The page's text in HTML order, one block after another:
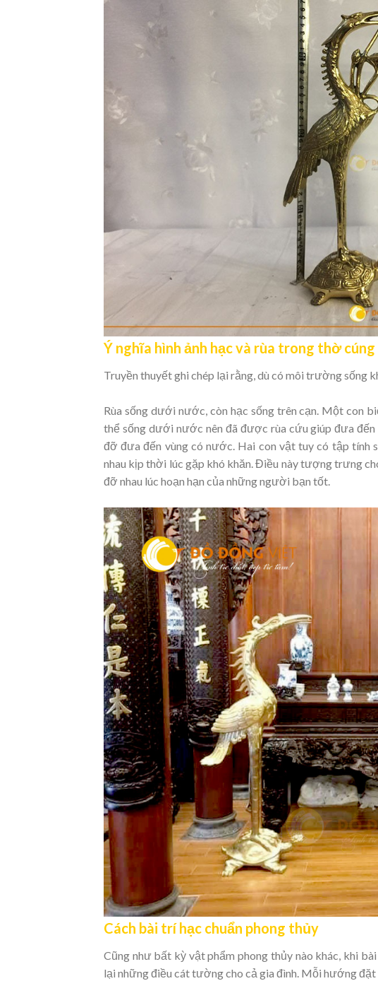
Ý nghĩa hình ảnh hạc và rùa trong thờ cúng
Truyền thuyết ghi chép lại rằng, dù có môi trường sống
Rùa sống dưới nước, còn hạc sống trên cạn. Một con
thể sống dưới nước nên đã được rùa cứu giúp đưa
đỡ đưa đến vùng có nước. Hai con vật tuy có tập tính
nhau kịp thời lúc gặp khó khăn. Điều này tượng trưng
đỡ nhau lúc hoạn hạn của những người bạn tốt.
Cách bài trí hạc chuẩn phong thủy
Cũng như bất kỳ vật phẩm phong thủy nào khác, khi
lại những điều cát tường cho cả gia đình. Mỗi hướng đặt